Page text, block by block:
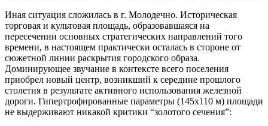
Иная ситуация сложилась в г. Молодечно. Историческая
торговая и культовая площадь, образовавшаяся на
пересечении основных стратегических направлений того
времени, в настоящем практически осталась в стороне от
сюжетной линии раскрытия городского образа.
Доминирующее звучание в контексте всего поселения
приобрел новый центр, возникший к середине прошлого
столетия в результате активного использования железной
дороги. Гипертрофированные параметры (145x110 м) площади
не выдерживают никакой критики “золотого сечения”: